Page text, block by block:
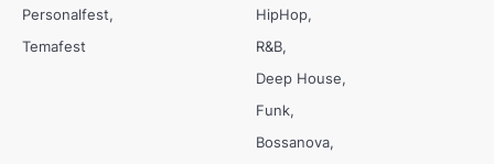
Personalfest
Temafest
HipHop
R&B
Deep House
Funk
Bossanova